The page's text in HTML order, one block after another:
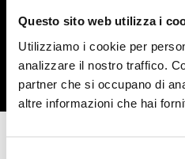
Questo sito web utilizza i
Utilizziamo i cookie per
analizzare il nostro traffico.
partner che si occupano di
altre informazioni che hai
tel:
Privacy Policy